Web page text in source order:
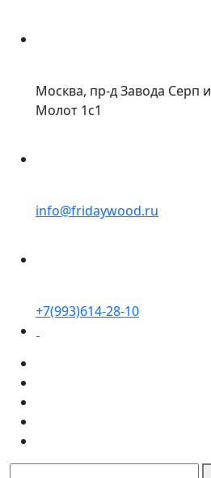
Москва, пр-д Завода Серп и
Молот 1с1
info@fridaywood.ru
+7(993)614-28-10